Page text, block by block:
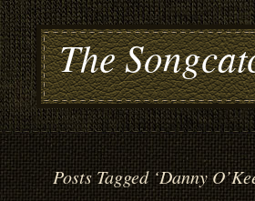
The
Posts Tagged ‘Danny